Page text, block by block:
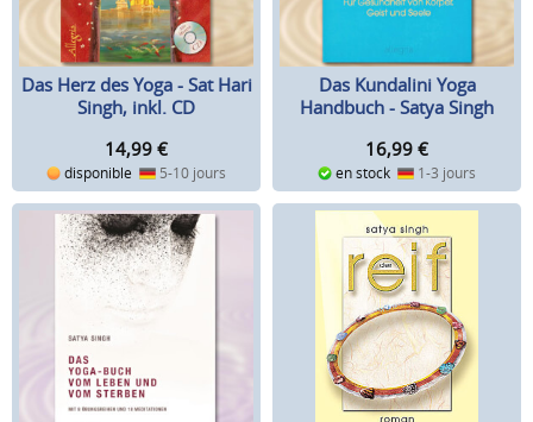
Das Herz des Yoga - Sat Hari
Singh, inkl. CD
14,99 €
disponible 5-10 jours
Das Kundalini Yoga
Handbuch - Satya Singh
16,99 €
en stock 1-3 jours